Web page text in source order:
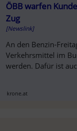
ÖBB warfen
Zug
[Newslink]
An den Benzin-
Verkehrsmittel im
werden. Dafür ist
krone.at